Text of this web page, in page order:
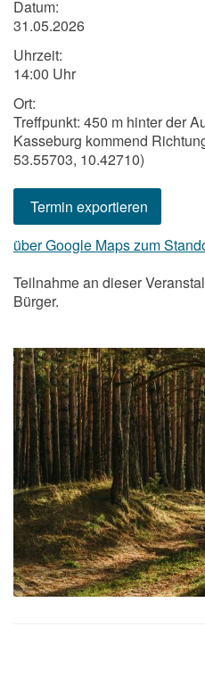
Datum:
31.05.2026
Uhrzeit:
14:00 Uhr
Ort:
Treffpunkt: 450 m hinter der
Kasseburg kommend
53.55703, 10.42710)
Termin exportieren
über Google Maps zum
Teilnahme an dieser
Bürger.